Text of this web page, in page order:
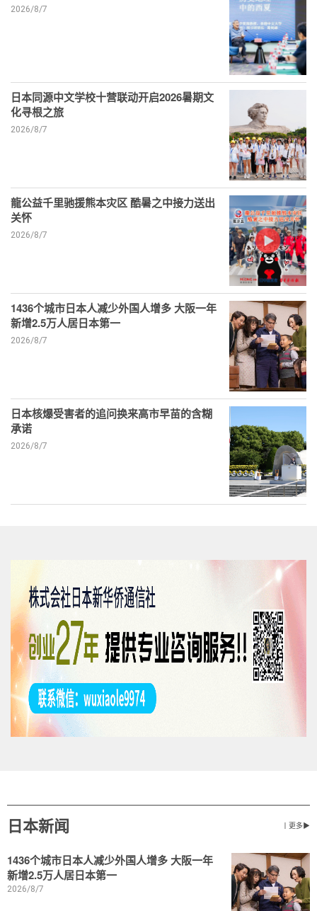
2026/8/7
日本同源中文学校十营联动开启2026暑期文
化寻根之旅
2026/8/7
龍公益千里驰援熊本灾区 酷暑之中接力送出
关怀
2026/8/7
1436个城市日本人减少外国人增多 大阪一年
新增2.5万人居日本第一
2026/8/7
日本核爆受害者的追问换来高市早苗的含糊
承诺
2026/8/7
日本新闻 丨更多▶
1436个城市日本人减少外国人增多 大阪一年
新增2.5万人居日本第一
2026/8/7